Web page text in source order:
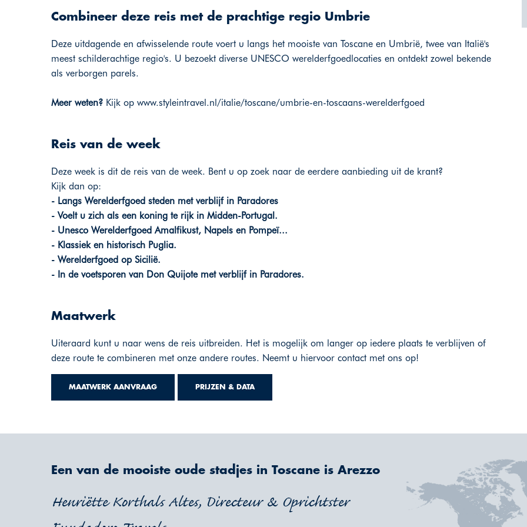
Combineer deze reis met de prachtige regio Umbrie
Deze uitdagende en afwisselende route voert u langs het mooiste van Toscane en Umbrië, twee van Italië's
meest schilderachtige regio's. U bezoekt diverse UNESCO werelderfgoedlocaties en ontdekt zowel bekende
als verborgen parels.
Meer weten? Kijk op www.styleintravel.nl/italie/toscane/umbrie-en-toscaans-werelderfgoed
Reis van de week
Deze week is dit de reis van de week. Bent u op zoek naar de eerdere aanbieding uit de krant?
Kijk dan op:
- Langs Werelderfgoed steden met verblijf in Paradores
- Voelt u zich als een koning te rijk in Midden-Portugal.
- Unesco Werelderfgoed Amalfikust, Napels en Pompeï...
- Klassiek en historisch Puglia.
- Werelderfgoed op Sicilië.
- In de voetsporen van Don Quijote met verblijf in Paradores.
Maatwerk
Uiteraard kunt u naar wens de reis uitbreiden. Het is mogelijk om langer op iedere plaats te verblijven of
deze route te combineren met onze andere routes. Neemt u hiervoor contact met ons op!
MAATWERK AANVRAAG PRIJZEN & DATA
Een van de mooiste oude stadjes in Toscane is Arezzo
Henriëtte Korthals Altes, Directeur & Oprichtster